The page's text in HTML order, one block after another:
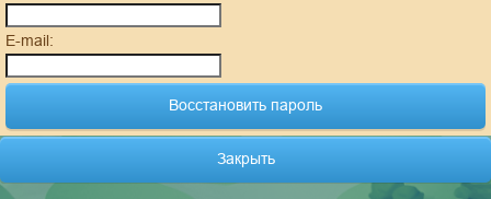
E-mail:
Закрыть